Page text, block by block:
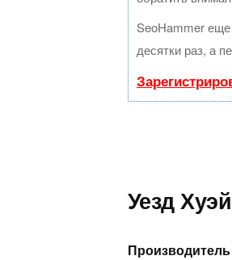
SeoHammer
десятки раз, а
Уезд